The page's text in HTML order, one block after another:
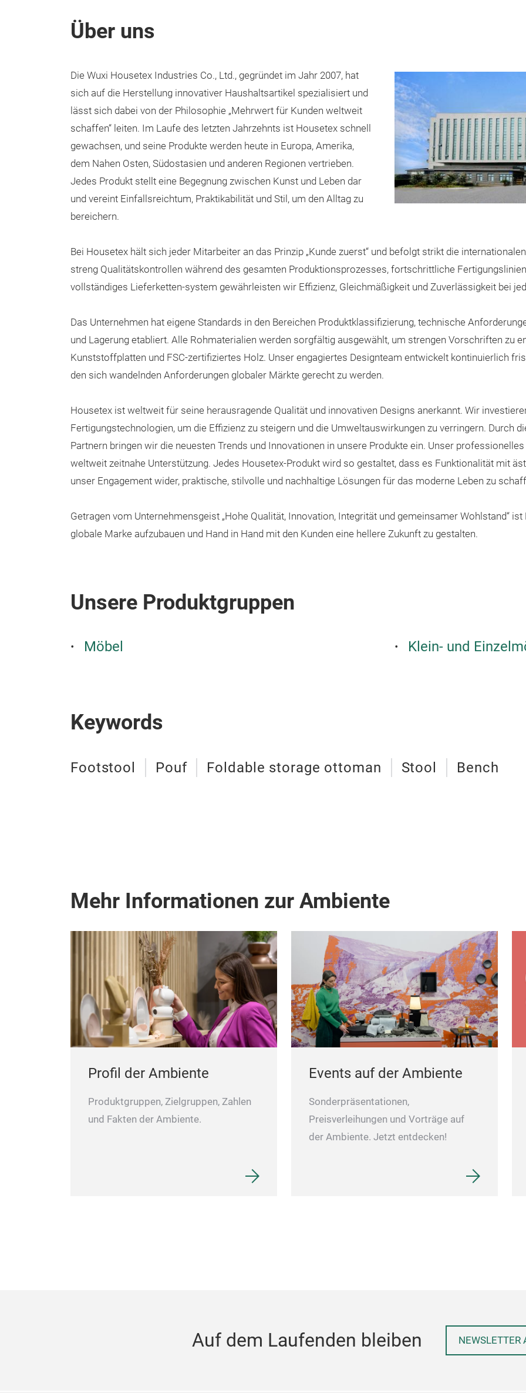
Über uns
Die Wuxi Housetex Industries Co., Ltd., gegründet im Jahr 2007, hat
sich auf die Herstellung innovativer Haushaltsartikel spezialisiert und
lässt sich dabei von der Philosophie „Mehrwert für Kunden weltweit
schaffen“ leiten. Im Laufe des letzten Jahrzehnts ist Housetex schnell
gewachsen, und seine Produkte werden heute in Europa, Amerika,
dem Nahen Osten, Südostasien und anderen Regionen vertrieben.
Jedes Produkt stellt eine Begegnung zwischen Kunst und Leben dar
und vereint Einfallsreichtum, Praktikabilität und Stil, um den Alltag zu
bereichern.
Bei Housetex hält sich jeder Mitarbeiter an das Prinzip „Kunde zuerst“ und befolgt strikt die
streng Qualitätskontrollen während des gesamten Produktionsprozesses, fortschrittliche
vollständiges Lieferketten-system gewährleisten wir Effizienz, Gleichmäßigkeit und Zuverlässigkeit bei
Das Unternehmen hat eigene Standards in den Bereichen Produktklassifizierung, technische
und Lagerung etabliert. Alle Rohmaterialien werden sorgfältig ausgewählt, um strengen Vorschriften zu
Kunststoffplatten und FSC-zertifiziertes Holz. Unser engagiertes Designteam entwickelt kontinuierlich
den sich wandelnden Anforderungen globaler Märkte gerecht zu werden.
Housetex ist weltweit für seine herausragende Qualität und innovativen Designs anerkannt. Wir
Fertigungstechnologien, um die Effizienz zu steigern und die Umweltauswirkungen zu verringern. Durch
Partnern bringen wir die neuesten Trends und Innovationen in unsere Produkte ein. Unser
weltweit zeitnahe Unterstützung. Jedes Housetex-Produkt wird so gestaltet, dass es Funktionalität mit
unser Engagement wider, praktische, stilvolle und nachhaltige Lösungen für das moderne Leben zu
Getragen vom Unternehmensgeist „Hohe Qualität, Innovation, Integrität und gemeinsamer Wohlstand“
globale Marke aufzubauen und Hand in Hand mit den Kunden eine hellere Zukunft zu gestalten.
Unsere Produktgruppen
Möbel Klein- und
Keywords
Footstool Pouf Foldable storage ottoman Stool Bench
Mehr Informationen zur Ambiente
Profil der Ambiente
Produktgruppen, Zielgruppen, Zahlen
und Fakten der Ambiente.
Events auf der Ambiente
Sonderpräsentationen,
Preisverleihungen und Vorträge auf
der Ambiente. Jetzt entdecken!
Auf dem Laufenden bleiben NEWSLETTER